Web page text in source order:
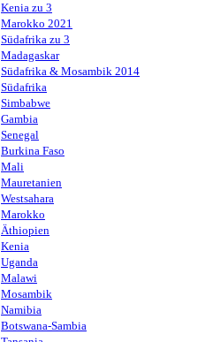
Kenia zu 3
Marokko 2021
Südafrika zu 3
Madagaskar
Südafrika & Mosambik 2014
Südafrika
Simbabwe
Gambia
Senegal
Burkina Faso
Mali
Mauretanien
Westsahara
Marokko
Äthiopien
Kenia
Uganda
Malawi
Mosambik
Namibia
Botswana-Sambia